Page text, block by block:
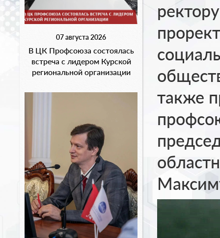
07 августа 2026
В ЦК Профсоюза состоялась
встреча с лидером Курской
региональной организации
также